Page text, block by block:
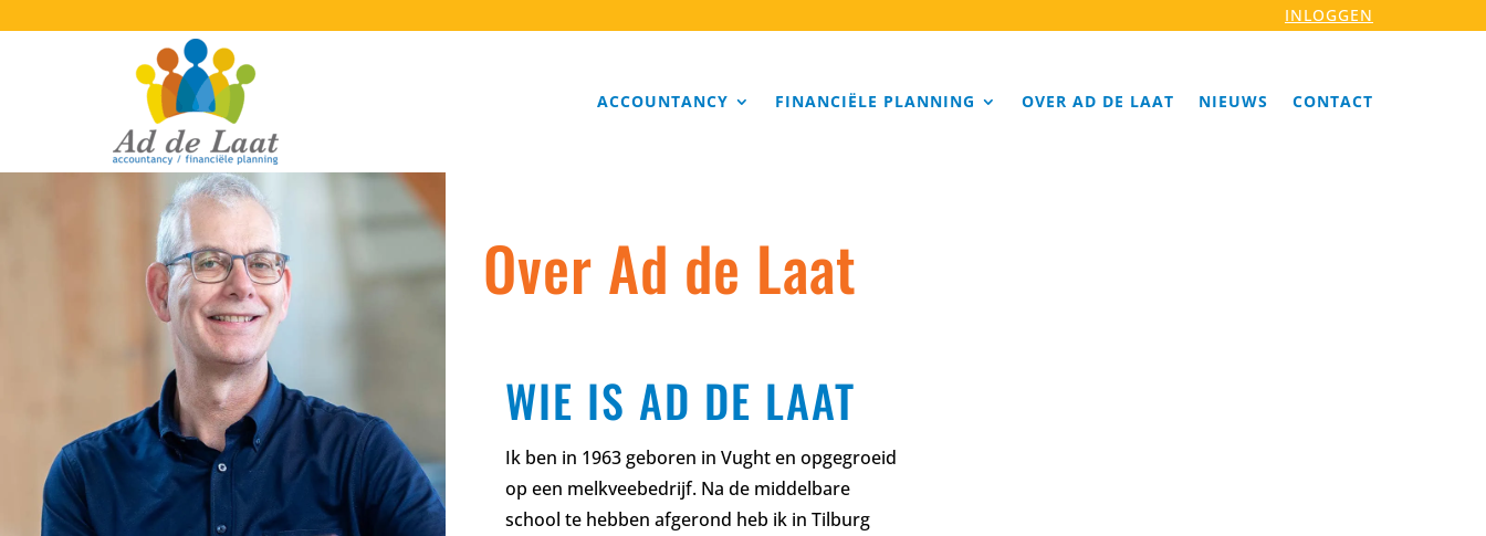
INLOGGEN
ACCOUNTANCY FINANCIËLE PLANNING OVER AD DE LAAT NIEUWS CONTACT
Over Ad de Laat
WIE IS AD DE LAAT
Ik ben in 1963 geboren in Vught en opgegroeid
op een melkveebedrijf. Na de middelbare
school te hebben afgerond heb ik in Tilburg